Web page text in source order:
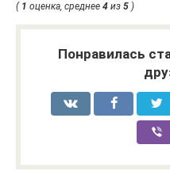
( 1 оценка, среднее 4 из 5 )
Понравилась